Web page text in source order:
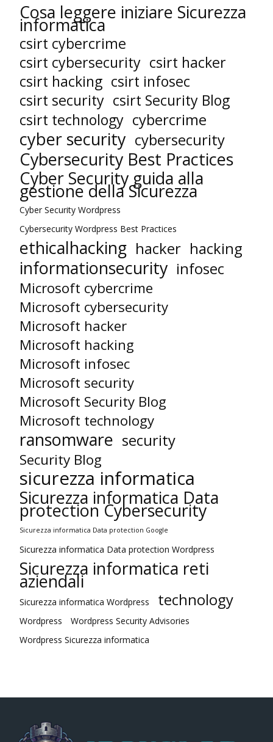
Cosa leggere iniziare Sicurezza
informatica
csirt cybercrime
csirt cybersecurity csirt hacker
csirt hacking csirt infosec
csirt security csirt Security Blog
csirt technology cybercrime
cyber security cybersecurity
Cybersecurity Best Practices
Cyber Security guida alla
gestione della Sicurezza
Cyber Security Wordpress
Cybersecurity Wordpress Best Practices
ethicalhacking hacker hacking
informationsecurity infosec
Microsoft cybercrime
Microsoft cybersecurity
Microsoft hacker
Microsoft hacking
Microsoft infosec
Microsoft security
Microsoft Security Blog
Microsoft technology
ransomware security
Security Blog
sicurezza informatica
Sicurezza informatica Data
protection Cybersecurity
Sicurezza informatica Data protection Google
Sicurezza informatica Data protection Wordpress
Sicurezza informatica reti
aziendali
Sicurezza informatica Wordpress technology
Wordpress
Wordpress Security Advisories
Wordpress Sicurezza informatica